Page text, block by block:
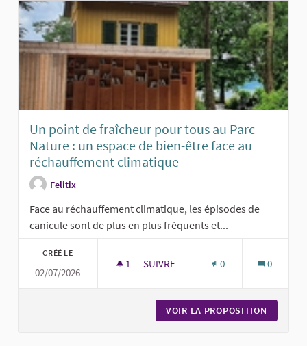
Un point de fraîcheur pour tous au Parc
Nature : un espace de bien-être face au
réchauffement climatique
Felitix
Face au réchauffement climatique, les épisodes de
canicule sont de plus en plus fréquents et...
CRÉÉ LE
02/07/2026
1 1 ABONNÉ
SUIVRE 0 0
VOIR LA PROPOSITION